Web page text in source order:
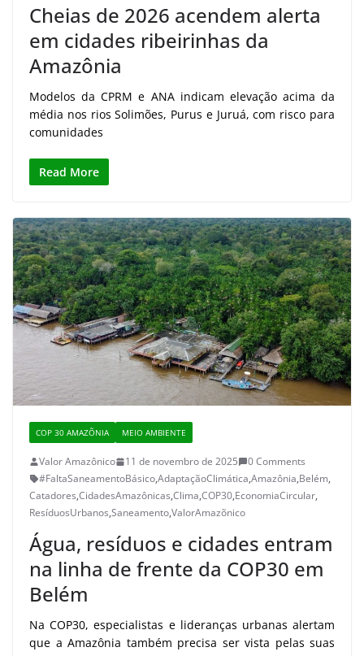
Cheias de 2026 acendem alerta
em cidades ribeirinhas da
Amazônia
Modelos da CPRM e ANA indicam elevação acima da
média nos rios Solimões, Purus e Juruá, com risco para
comunidades
Read More
COP 30 AMAZÕNIA MEIO AMBIENTE
Valor Amazônico 11 de novembro de 2025
0 Comments
#FaltaSaneamentoBásico,AdaptaçãoClimática,Amazônia,Belém,
Catadores,CidadesAmazônicas,Clima,COP30,EconomiaCircular,
ResíduosUrbanos,Saneamento,ValorAmazõnico
Água, resíduos e cidades entram
na linha de frente da COP30 em
Belém
Na COP30, especialistas e lideranças urbanas alertam
que a Amazônia também precisa ser vista pelas suas